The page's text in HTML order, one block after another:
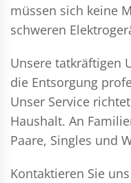
müssen sich keine
schweren
Unsere tatkräftigen
die Entsorgung
Unser Service
Haushalt. An
Paare, Singles und
Kontaktieren Sie